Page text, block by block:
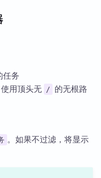
任务
用顶头无 /
的无根路
。如果不过滤，将显示